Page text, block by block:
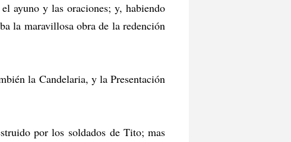
ayuno y las oraciones; y, habiendo
la maravillosa obra de la redención
la Candelaria, y la Presentación
por los soldados de Tito; mas